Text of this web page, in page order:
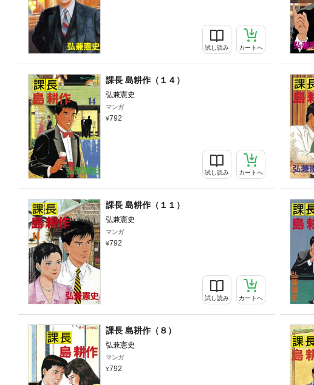
試し読み カートへ
課長 島耕作（１４）
弘兼憲史
マンガ
792
試し読み カートへ
課長 島耕作（１１）
弘兼憲史
マンガ
792
試し読み カートへ
課長 島耕作（８）
弘兼憲史
マンガ
792